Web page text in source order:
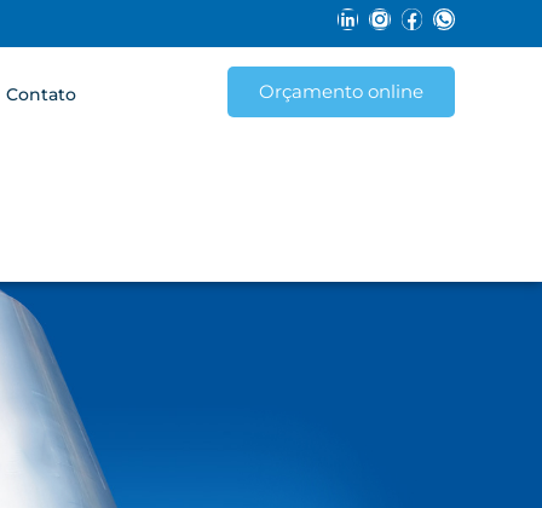
Contato Orçamento online